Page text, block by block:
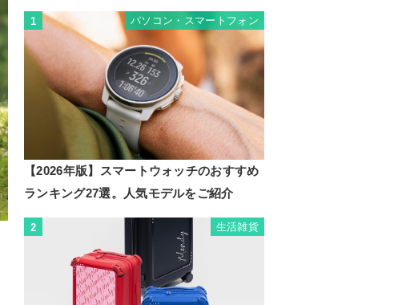
1 パソコン・スマートフォン
【2026年版】スマートウォッチのおすすめ
ランキング27選。人気モデルをご紹介
2 生活雑貨